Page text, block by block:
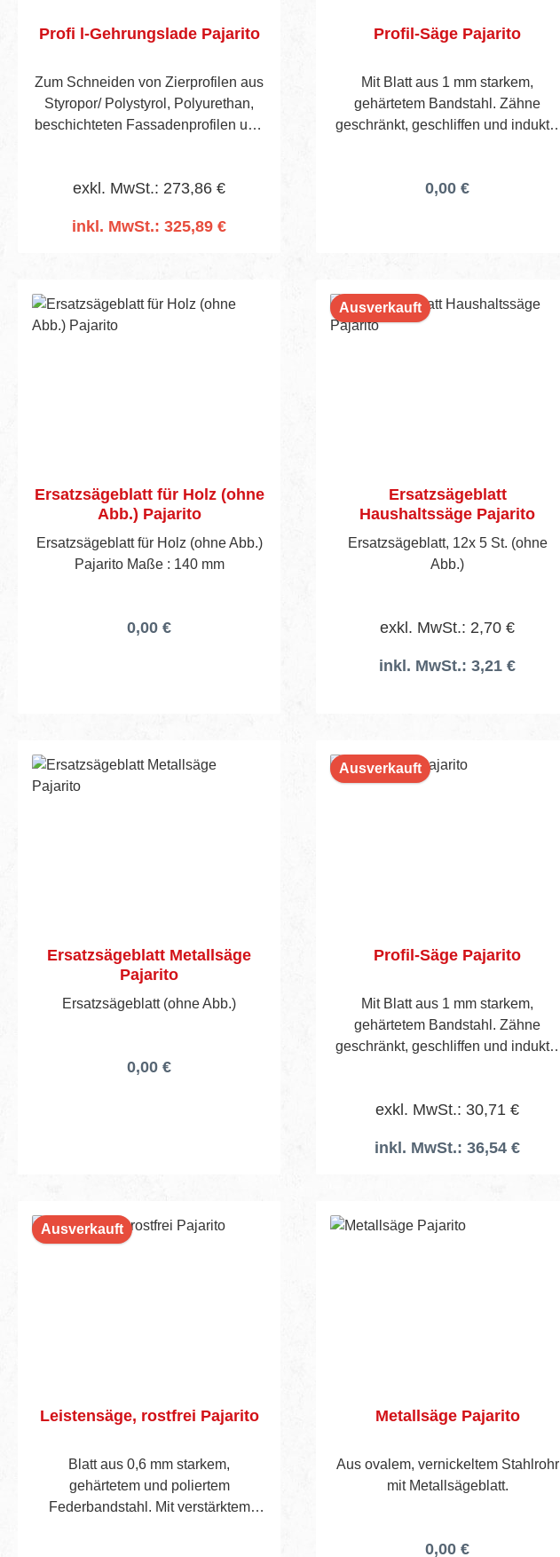
Profi l-Gehrungslade Pajarito
Zum Schneiden von Zierprofilen aus
Styropor/ Polystyrol, Polyurethan,
beschichteten Fassadenprofilen und
Gradskala mit 9 verstellbaren
Gehrungslade, 1 Säge für PS-Profile,
Schnittbreite 180 mm, Schnitthöhe
175 mm, Gesamtbreite 200 mm,
Gesamthöhe 230 mm.
exkl. MwSt.: 273,86 €
inkl. MwSt.: 325,89 €
Profil-Säge Pajarito
Mit Blatt aus 1 mm starkem,
gehärtetem Bandstahl. Zähne
geschränkt, geschliffen und induktiv
Anlagekante für 45°- und 90°-Winkel.
0,00 €
Ersatzsägeblatt für Holz (ohne
Abb.) Pajarito
Ersatzsägeblatt für Holz (ohne Abb.)
Pajarito Maße : 140 mm
0,00 €
Ausverkauft
Ersatzsägeblatt
Haushaltssäge Pajarito
Ersatzsägeblatt, 12x 5 St. (ohne
Abb.)
exkl. MwSt.: 2,70 €
inkl. MwSt.: 3,21 €
Ersatzsägeblatt Metallsäge
Pajarito
Ersatzsägeblatt (ohne Abb.)
0,00 €
Ausverkauft
Profil-Säge Pajarito
Mit Blatt aus 1 mm starkem,
gehärtetem Bandstahl. Zähne
geschränkt, geschliffen und induktiv
Anlagekante für 45°- und 90°-Winkel.
Magnet leiste.
exkl. MwSt.: 30,71 €
inkl. MwSt.: 36,54 €
Ausverkauft
Leistensäge, rostfrei Pajarito
Blatt aus 0,6 mm starkem,
gehärtetem und poliertem
Federbandstahl. Mit verstärktem
Metallsäge Pajarito
Aus ovalem, vernickeltem Stahlrohr
mit Metallsägeblatt.
0,00 €